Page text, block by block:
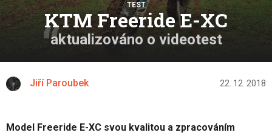
TEST
KTM Freeride E-XC
aktualizováno o videotest
Jiří Paroubek 22. 12. 2018
Model Freeride E-XC svou kvalitou a zpracováním